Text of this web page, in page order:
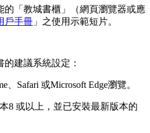
的「教城書櫃」（網頁瀏覽器或應
戶手冊 」之使用示範短片。
建議系統設定：
Safari 或Microsoft Edge瀏覽。
8 或以上，並已安裝最新版本的